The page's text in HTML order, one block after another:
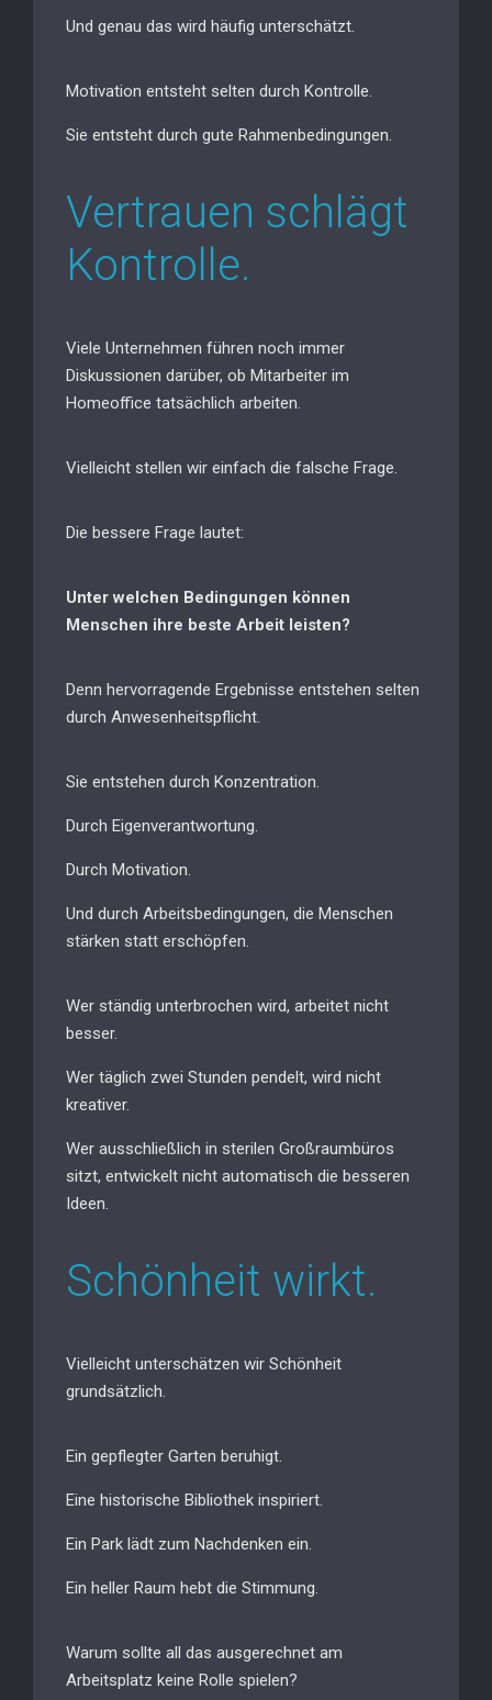
Und genau das wird häufig unterschätzt.
Motivation entsteht selten durch Kontrolle.
Sie entsteht durch gute Rahmenbedingungen.
Vertrauen schlägt
Kontrolle.
Viele Unternehmen führen noch immer
Diskussionen darüber, ob Mitarbeiter im
Homeoffice tatsächlich arbeiten.
Vielleicht stellen wir einfach die falsche Frage.
Die bessere Frage lautet:
Unter welchen Bedingungen können
Menschen ihre beste Arbeit leisten?
Denn hervorragende Ergebnisse entstehen selten
durch Anwesenheitspflicht.
Sie entstehen durch Konzentration.
Durch Eigenverantwortung.
Durch Motivation.
Und durch Arbeitsbedingungen, die Menschen
stärken statt erschöpfen.
Wer ständig unterbrochen wird, arbeitet nicht
besser.
Wer täglich zwei Stunden pendelt, wird nicht
kreativer.
Wer ausschließlich in sterilen Großraumbüros
sitzt, entwickelt nicht automatisch die besseren
Ideen.
Schönheit wirkt.
Vielleicht unterschätzen wir Schönheit
grundsätzlich.
Ein gepflegter Garten beruhigt.
Eine historische Bibliothek inspiriert.
Ein Park lädt zum Nachdenken ein.
Ein heller Raum hebt die Stimmung.
Warum sollte all das ausgerechnet am
Arbeitsplatz keine Rolle spielen?